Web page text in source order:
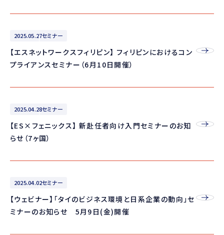
2025.05.27セミナー
【エスネットワークスフィリピン】 フィリピンにおけるコン
プライアンスセミナー（6月10日開催）
2025.04.28セミナー
【ES×フェニックス】 新赴任者向け入門セミナーのお知
らせ（7ヶ国）
2025.04.02セミナー
【ウェビナー】「タイのビジネス環境と日系企業の動向」セ
ミナーのお知らせ 5月9日(金)開催